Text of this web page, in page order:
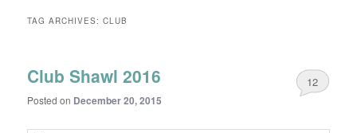
TAG ARCHIVES:CLUB
Club Shawl 2016
Posted on December 20, 2015
12